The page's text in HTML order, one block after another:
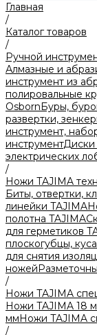
Главная
/
Каталог товаров
/
Ручной
Алмазные и
инструмент из
полировальные
OsbornБуры,
развертки,
инструмент,
инструментДиски
электрических
/
Ножи TAJIMA
Биты, отвертки,
линейки TAJIMA
полотна TAJIMA
для герметиков
плоскогубцы,
для снятия
ножей
/
Ножи TAJIMA
Ножи TAJIMA 18
ммНожи TAJIMA
/